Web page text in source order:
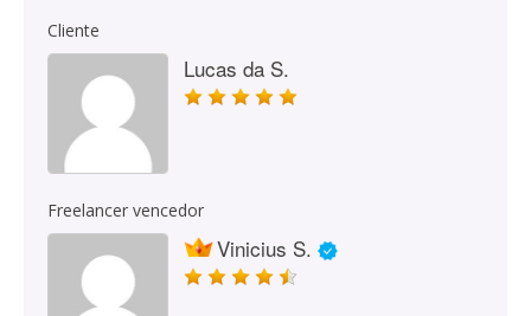
Cliente
Lucas da S.
Freelancer vencedor
Vinicius S.